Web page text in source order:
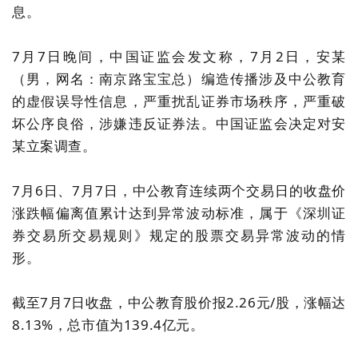
息。
7月7日晚间，中国证监会发文称，7月2日，安某
（男，网名：南京路宝宝总）编造传播涉及中公教育
的虚假误导性信息，严重扰乱证券市场秩序，严重破
坏公序良俗，涉嫌违反证券法。中国证监会决定对安
某立案调查。
7月6日、7月7日，中公教育连续两个交易日的收盘价
涨跌幅偏离值累计达到异常波动标准，属于《深圳证
券交易所交易规则》规定的股票交易异常波动的情
形。
截至7月7日收盘，中公教育股价报2.26元/股，涨幅达
8.13%，总市值为139.4亿元。